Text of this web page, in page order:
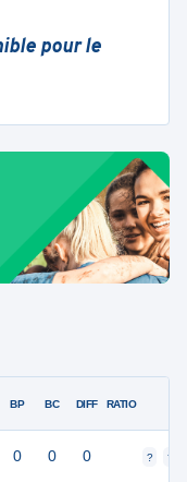
pour le
BP BC DIFF RATIO
0 0 0 ? ?